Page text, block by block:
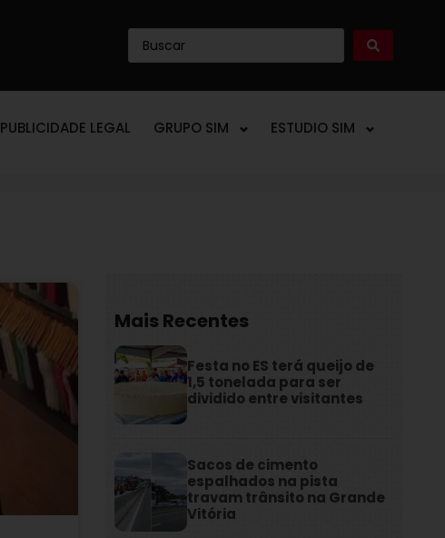
PUBLICIDADE LEGAL GRUPO SIM ESTUDIO SIM
Mais Recentes
Festa no ES terá queijo de
1,5 tonelada para ser
dividido entre visitantes
Sacos de cimento
espalhados na pista
travam trânsito na Grande
Vitória